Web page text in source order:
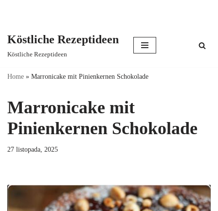
content
Köstliche Rezeptideen
Köstliche Rezeptideen
Home » Marronicake mit Pinienkernen Schokolade
Marronicake mit
Pinienkernen Schokolade
27 listopada, 2025